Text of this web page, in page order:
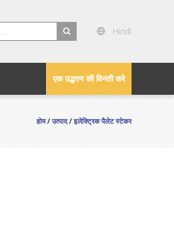
Hindi
एक उद्धरण की विनती करे
होम/उत्पाद/इलेक्ट्रिक पैलेट स्टेकर